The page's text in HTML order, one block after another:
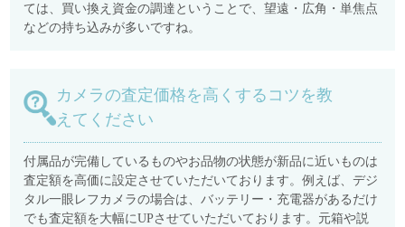
ては、買い換え資金の調達ということで、望遠・広角・単焦点
などの持ち込みが多いですね。
カメラの査定価格を高くするコツを教
えてください
付属品が完備しているものやお品物の状態が新品に近いものは
査定額を高価に設定させていただいております。例えば、デジ
タル一眼レフカメラの場合は、バッテリー・充電器があるだけ
でも査定額を大幅にUPさせていただいております。元箱や説